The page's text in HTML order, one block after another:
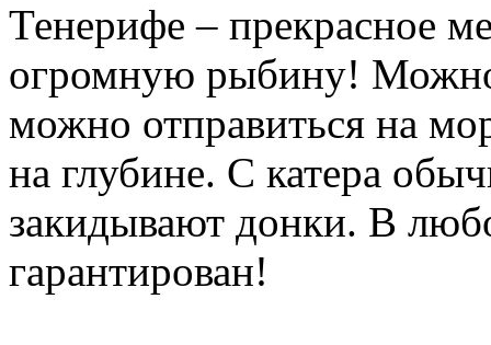
Тенерифе – прекрасное
огромную рыбину! Можно
можно отправиться на
на глубине. С катера
закидывают донки. В
гарантирован!